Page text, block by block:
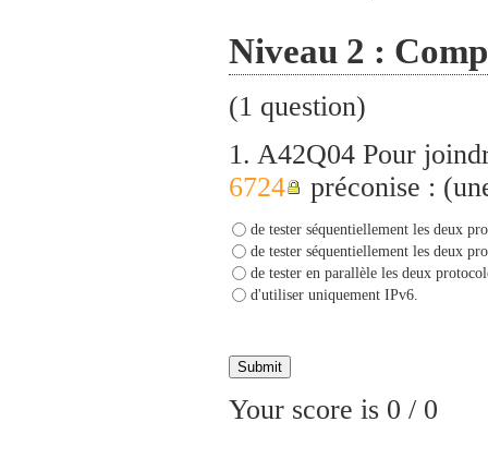
Niveau 2 :
(1 question)
1. A42Q04 Pour
6724
préconise :
de tester séquentiellement les deux
de tester séquentiellement les deux
de tester en parallèle les deux
d'utiliser uniquement IPv6.
Your score is 0 / 0